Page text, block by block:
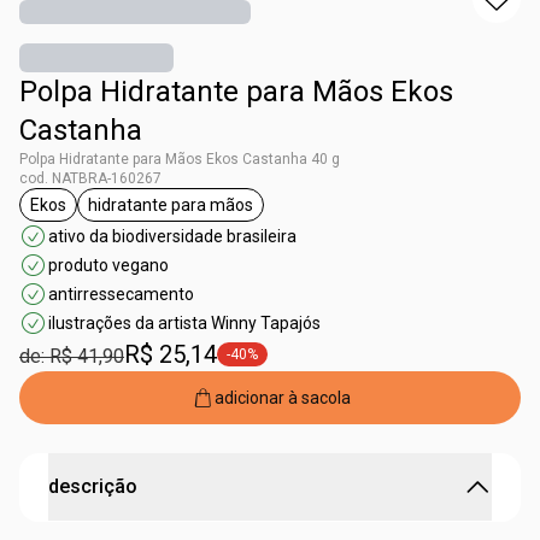
Polpa Hidratante para Mãos Ekos
Castanha
Polpa Hidratante para Mãos Ekos Castanha 40 g
cod. NATBRA-160267
etiqueta Ekos
Ekos
etiqueta hidratante para mãos
hidratante para mãos
ativo da biodiversidade brasileira
produto vegano
antirressecamento
ilustrações da artista Winny Tapajós
de: R$ 41,90R$ 25,14 etiqueta -40%
-40%
adicionar à sacola
descrição